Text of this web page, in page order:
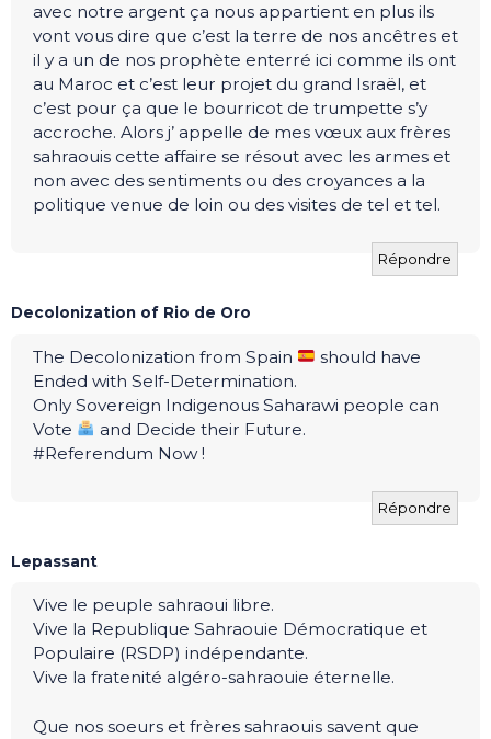
avec notre argent ça nous appartient en plus ils
vont vous dire que c’est la terre de nos ancêtres et
il y a un de nos prophète enterré ici comme ils ont
au Maroc et c’est leur projet du grand Israël, et
c’est pour ça que le bourricot de trumpette s’y
accroche. Alors j’ appelle de mes vœux aux frères
sahraouis cette affaire se résout avec les armes et
non avec des sentiments ou des croyances a la
politique venue de loin ou des visites de tel et tel.
Répondre
Decolonization of Rio de Oro
The Decolonization from Spain
should have
Ended with Self-Determination.
Only Sovereign Indigenous Saharawi people can
Vote
and Decide their Future.
#Referendum Now !
Répondre
Lepassant
Vive le peuple sahraoui libre.
Vive la Republique Sahraouie Démocratique et
Populaire (RSDP) indépendante.
Vive la fratenité algéro-sahraouie éternelle.
Que nos soeurs et frères sahraouis savent que